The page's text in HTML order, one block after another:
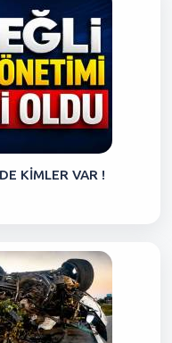
KİMLER VAR !